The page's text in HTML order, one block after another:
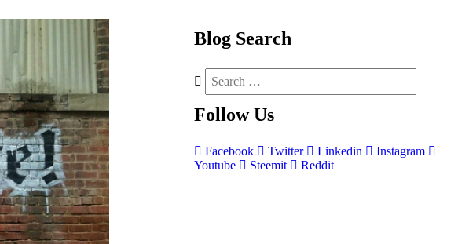
Blog Search
Follow Us
Facebook Twitter Linkedin
Instagram
Youtube
Steemit Reddit